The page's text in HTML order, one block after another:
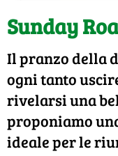
Sunday
Il pranzo della
ogni tanto
rivelarsi una
proponiamo
ideale per le